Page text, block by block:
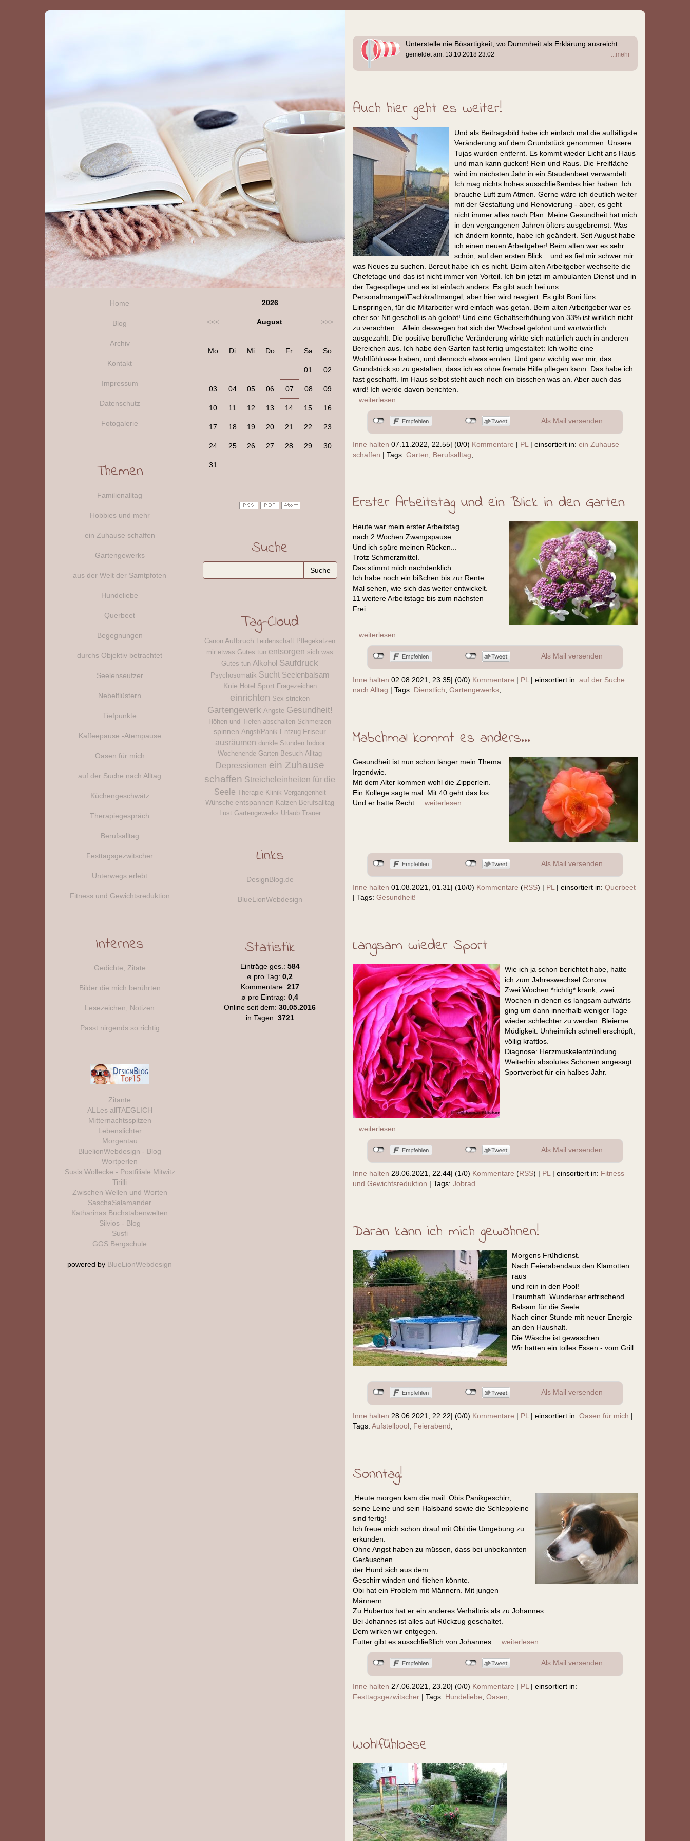
Unterstelle nie Bösartigkeit, wo Dummheit als Erklärung ausreicht
...mehr
gemeldet am: 13.10.2018 23:02
Auch hier geht es weiter!
Und als Beitragsbild habe ich einfach mal die auffälligste
Veränderung auf dem Grundstück genommen. Unsere
Tujas wurden entfernt. Es kommt wieder Licht ans Haus
und man kann gucken! Rein und Raus. Die Freifläche
wird im nächsten Jahr in ein Staudenbeet verwandelt.
Ich mag nichts hohes ausschließendes hier haben. Ich
brauche Luft zum Atmen. Gerne wäre ich deutlich weiter
mit der Gestaltung und Renovierung - aber, es geht
nicht immer alles nach Plan. Meine Gesundheit hat mich
in den vergangenen Jahren öfters ausgebremst. Was
ich ändern konnte, habe ich geändert. Seit August habe
ich einen neuen Arbeitgeber! Beim alten war es sehr
schön, auf den ersten Blick... und es fiel mir schwer mir
was Neues zu suchen. Bereut habe ich es nicht. Beim alten Arbeitgeber wechselte die
Chefetage und das ist nicht immer von Vorteil. Ich bin jetzt im ambulanten Dienst und in
der Tagespflege und es ist einfach anders. Es gibt auch bei uns
Personalmangel/Fachkraftmangel, aber hier wird reagiert. Es gibt Boni fürs
Einspringen, für die Mitarbeiter wird einfach was getan. Beim alten Arbeitgeber war es
eher so: Nit gescholl is ah gelobt! Und eine Gehaltserhöhung von 33% ist wirklich nicht
zu verachten... Allein deswegen hat sich der Wechsel gelohnt und wortwörtlich
ausgezahlt. Die positive berufliche Veränderung wirkte sich natürlich auch in anderen
Bereichen aus. Ich habe den Garten fast fertig umgestaltet: Ich wollte eine
Wohlfühloase haben, und dennoch etwas ernten. Und ganz wichtig war mir, das
Grundstück so zu gestalten, dass ich es ohne fremde Hilfe pflegen kann. Das habe ich
fast geschafft. Im Haus selbst steht auch noch ein bisschen was an. Aber auch das
wird! Ich werde davon berichten.
...weiterlesen
Als Mail versenden
Inne halten 07.11.2022, 22.55| (0/0) Kommentare | PL | einsortiert in: ein Zuhause
schaffen | Tags: Garten Berufsalltag
Erster Arbeitstag und ein Blick in den Garten
Heute war mein erster Arbeitstag
nach 2 Wochen Zwangspause.
Und ich spüre meinen Rücken...
Trotz Schmerzmittel.
Das stimmt mich nachdenklich.
Ich habe noch ein bißchen bis zur Rente...
Mal sehen, wie sich das weiter entwickelt.
11 weitere Arbeitstage bis zum nächsten
Frei...
...weiterlesen
Als Mail versenden
Inne halten 02.08.2021, 23.35| (0/0) Kommentare | PL | einsortiert in: auf der Suche
nach Alltag | Tags: Dienstlich Gartengewerks
Mabchmal kommt es anders...
Gesundheit ist nun schon länger mein Thema.
Irgendwie.
Mit dem Alter kommen wohl die Zipperlein.
Ein Kollege sagte mal: Mit 40 geht das los.
Und er hatte Recht.
...weiterlesen
Als Mail versenden
Inne halten 01.08.2021, 01.31 | (10/0) Kommentare (RSS) | PL | einsortiert in: Querbeet
| Tags: Gesundheit!
Langsam wieder Sport
Wie ich ja schon berichtet habe, hatte
ich zum Jahreswechsel Corona.
Zwei Wochen *richtig* krank, zwei
Wochen in denen es langsam aufwärts
ging um dann innerhalb weniger Tage
wieder schlechter zu werden: Bleierne
Müdigkeit. Unheimlich schnell erschöpft,
völlig kraftlos.
Diagnose: Herzmuskelentzündung...
Weiterhin absolutes Schonen angesagt.
Sportverbot für ein halbes Jahr.
...weiterlesen
Als Mail versenden
Inne halten 28.06.2021, 22.44| (1/0) Kommentare (RSS) | PL | einsortiert in: Fitness
und Gewichtsreduktion | Tags: Jobrad
Daran kann ich mich gewöhnen!
Morgens Frühdienst.
Nach Feierabendaus den Klamotten
raus
und rein in den Pool!
Traumhaft. Wunderbar erfrischend.
Balsam für die Seele.
Nach einer Stunde mit neuer Energie
an den Haushalt.
Die Wäsche ist gewaschen.
Wir hatten ein tolles Essen - vom Grill.
Als Mail versenden
Inne halten 28.06.2021, 22.22| (0/0) Kommentare | PL | einsortiert in: Oasen für mich |
Tags: Aufstellpool Feierabend
Sonntag!
,Heute morgen kam die mail: Obis Panikgeschirr,
seine Leine und sein Halsband sowie die Schleppleine
sind fertig!
Ich freue mich schon drauf mit Obi die Umgebung zu
erkunden.
Ohne Angst haben zu müssen, dass bei unbekannten
Geräuschen
der Hund sich aus dem
Geschirr winden und fliehen könnte.
Obi hat ein Problem mit Männern. Mit jungen
Männern.
Zu Hubertus hat er ein anderes Verhältnis als zu Johannes...
Bei Johannes ist alles auf Rückzug geschaltet.
Dem wirken wir entgegen.
Futter gibt es ausschließlich von Johannes.
...weiterlesen
Als Mail versenden
Inne halten 27.06.2021, 23.20| (0/0) Kommentare | PL | einsortiert in:
Festtagsgezwitscher | Tags: Hundeliebe Oasen
Wohlfühloase
Home
Blog
Archiv
Kontakt
Impressum
Datenschutz
Fotogalerie
Themen
Familienalltag
Hobbies und mehr
ein Zuhause schaffen
Gartengewerks
aus der Welt der Samtpfoten
Hundeliebe
Querbeet
Begegnungen
durchs Objektiv betrachtet
Seelenseufzer
Nebelflüstern
Tiefpunkte
Kaffeepause -Atempause
Oasen für mich
auf der Suche nach Alltag
Küchengeschwätz
Therapiegespräch
Berufsalltag
Festtagsgezwitscher
Unterwegs erlebt
Fitness und Gewichtsreduktion
Internes
Gedichte, Zitate
Bilder die mich berührten
Lesezeichen, Notizen
Passt nirgends so richtig
Zitante
ALLes allTAEGLICH
Mitternachtsspitzen
Lebenslichter
Morgentau
BluelionWebdesign - Blog
Wortperlen
Susis Wollecke - Postfiliale Mitwitz
Tirilli
Zwischen Wellen und Worten
SaschaSalamander
Katharinas Buchstabenwelten
Silvios - Blog
Susfi
GGS Bergschule
powered by BlueLionWebdesign
2026
<<< August >>>
Mo Di Mi Do Fr Sa So
01 02
03 04 05 06 07 08 09
10 11 12 13 14 15 16
17 18 19 20 21 22 23
24 25 26 27 28 29 30
31
Suche
Tag-Cloud
Canon Aufbruch Leidenschaft Pflegekatzen
mir etwas Gutes tun entsorgen sich was
Gutes tun Alkohol Saufdruck
Psychosomatik Sucht Seelenbalsam
Knie Hotel Sport Fragezeichen
einrichten Sex stricken
Gartengewerk Ängste Gesundheit!
Höhen und Tiefen abschalten Schmerzen
spinnen Angst/Panik Entzug Friseur
ausräumen dunkle Stunden
Indoor
Wochenende Garten Besuch Alltag
Depressionen ein Zuhause
schaffen Streicheleinheiten für die
Seele Therapie Klinik Vergangenheit
Wünsche entspannen Katzen Berufsalltag
Lust Gartengewerks Urlaub Trauer
Links
DesignBlog.de
BlueLionWebdesign
Statistik
Einträge ges.: 584
ø pro Tag:0,2
Kommentare: 217
ø pro Eintrag:0,4
Online seit dem:30.05.2016
in Tagen: 3721